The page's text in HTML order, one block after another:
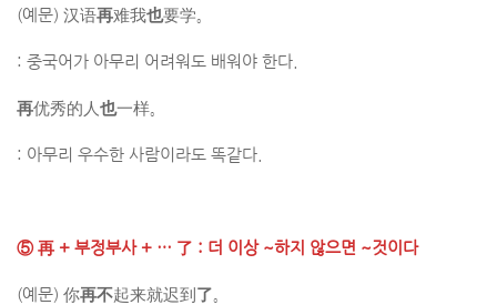
(예문) 汉语再难我也要学。
: 중국어가 아무리 어려워도 배워야 한다.
再优秀的人 也一样。
: 아무리 우수한 사람이라도 똑같다.
⑤ 再 + 부정부사 + … 了 : 더 이상 ~하지 않으면 ~것이다
(예문) 你再不起来就迟到 了。